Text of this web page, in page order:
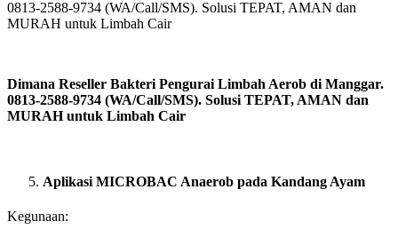
Dimana Reseller Bakteri Pengurai Limbah Aerob di Manggar.
0813-2588-9734 (WA/Call/SMS). Solusi TEPAT, AMAN dan
MURAH untuk Limbah Cair
Aplikasi MICROBAC Anaerob pada Kandang Ayam
Kegunaan: